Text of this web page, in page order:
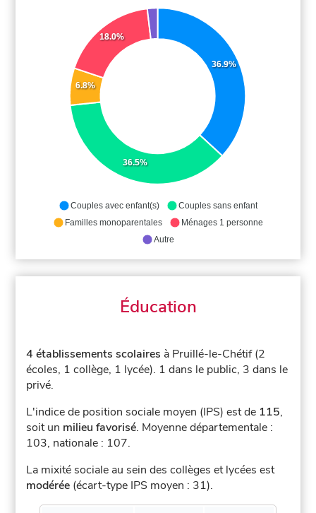
36.9%
36.5%
6.8%
18.0%
Couples avec enfant(s)
Couples sans enfant
Familles monoparentales
Ménages 1 personne
Autre
Éducation
4 établissements scolaires à Pruillé-le-Chétif (2
écoles, 1 collège, 1 lycée). 1 dans le public, 3 dans le
privé.
L'indice de position sociale moyen (IPS) est de 115,
soit un milieu favorisé. Moyenne départementale :
103, nationale : 107.
La mixité sociale au sein des collèges et lycées est
modérée (écart-type IPS moyen : 31).